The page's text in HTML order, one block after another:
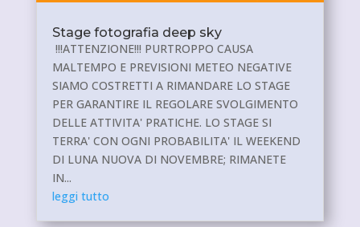
Stage fotografia deep sky
!!!ATTENZIONE!!! PURTROPPO CAUSA
MALTEMPO E PREVISIONI METEO NEGATIVE
SIAMO COSTRETTI A RIMANDARE LO STAGE
PER GARANTIRE IL REGOLARE SVOLGIMENTO
DELLE ATTIVITA' PRATICHE. LO STAGE SI
TERRA' CON OGNI PROBABILITA' IL WEEKEND
DI LUNA NUOVA DI NOVEMBRE; RIMANETE
IN...
leggi tutto